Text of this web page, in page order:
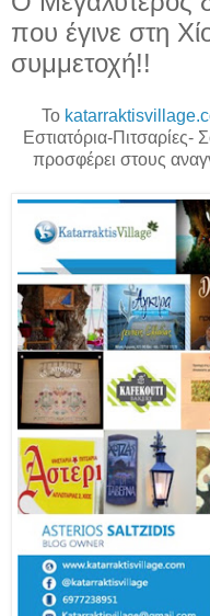
που έγινε στη
συμμετοχή!!
To katarraktisvillage.
Εστιατόρια-Πιτσαρίες-
προσφέρει στους